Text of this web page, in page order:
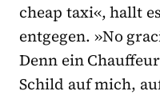
cheap taxi«, hallt
entgegen. »No
Denn ein
Schild auf mich,